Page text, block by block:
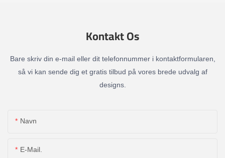
Kontakt Os
Bare skriv din e-mail eller dit telefonnummer i kontaktformularen,
så vi kan sende dig et gratis tilbud på vores brede udvalg af
designs.
Navn
E-Mail.